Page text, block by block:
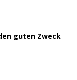
guten Zweck